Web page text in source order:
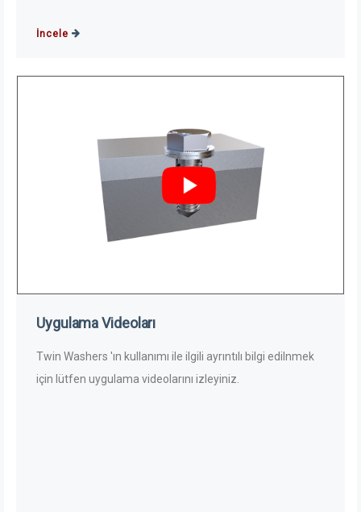
İncele
Uygulama Videoları
Twin Washers 'ın kullanımı ile ilgili ayrıntılı bilgi edilnmek
için lütfen uygulama videolarını izleyiniz.